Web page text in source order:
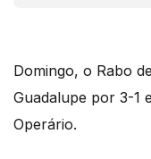
Domingo, o Rabo
Guadalupe por 3-1
Operário.